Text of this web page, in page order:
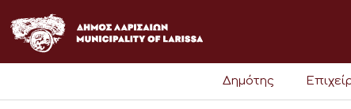
στο
περιεχόμενο
Δημότης